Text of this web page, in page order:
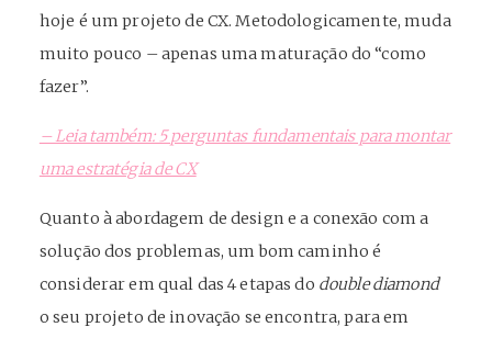
hoje é um projeto de CX. Metodologicamente, muda
muito pouco – apenas uma maturação do “como
fazer”.
– Leia também: 5 perguntas fundamentais para montar
uma estratégia de CX
Quanto à abordagem de design e a conexão com a
solução dos problemas, um bom caminho é
considerar em qual das 4 etapas do double diamond
o seu projeto de inovação se encontra, para em